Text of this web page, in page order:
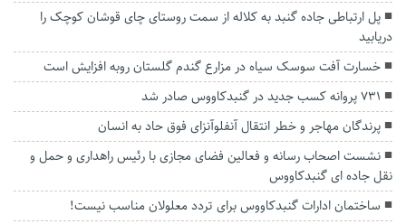
پل ارتباطی جاده گنبد به کلاله از سمت روستای چای قوشان کوچک را
دریابید
خسارت آفت سوسک سیاه در مزارع گندم گلستان روبه افزایش است
۷۳۱ پروانه کسب جدید در گنبدکاووس صادر شد
پرندگان مهاجر و خطر انتقال آنفلوآنزای فوق حاد به انسان
نشست اصحاب رسانه و فعالین فضای مجازی با رئیس راهداری و حمل و
نقل جاده ای گنبدکاووس
ساختمان ادارات گنبدکاووس برای تردد معلولان مناسب نیست!